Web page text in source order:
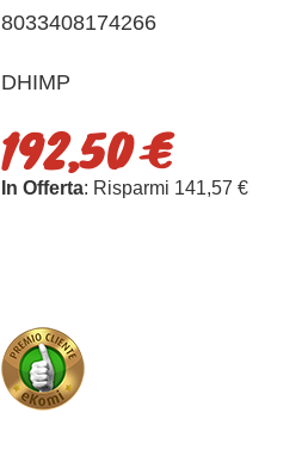
8033408174266
DHIMP
192,50 €
In Offerta: Risparmi 141,57 €